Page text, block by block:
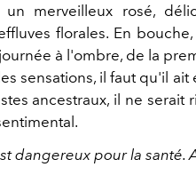
un merveilleux rosé,
florales. En
à l'ombre, de la
sensations, il faut qu'il
ancestraux, il ne serait
dangereux pour la santé.